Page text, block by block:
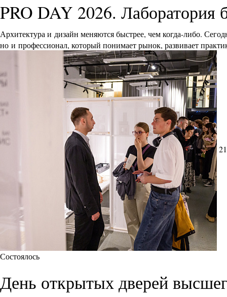
PRO DAY 2026. Лаборатория
Архитектура и дизайн меняются быстрее, чем когда-либо.
но и профессионал, который понимает рынок, развивает
Состоялось
День открытых дверей